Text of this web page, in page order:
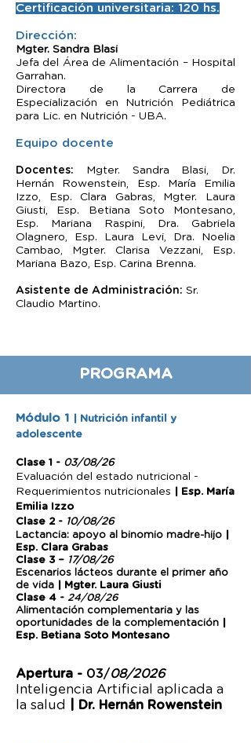
Certificación universitaria: 120 hs.
Dirección:
Mgter. Sandra Blasi
Jefa del Área de Alimentación – Hospital
Garrahan.
Directora de la Carrera de
Especialización en Nutrición Pediátrica
para Lic. en Nutrición - UBA.
Equipo docente
Docentes:
Mgter. Sandra Blasi, Dr.
Hernán Rowenstein, Esp. María Emilia
Izzo, Esp. Clara Gabras, Mgter. Laura
Giusti, Esp. Betiana Soto Montesano,
Esp. Mariana Raspini, Dra. Gabriela
Olagnero, Esp. Laura Levi, Dra. Noelia
Cambao, Mgter. Clarisa Vezzani, Esp.
Mariana Bazo, Esp. Carina Brenna.
Asistente de Administración: Sr.
Claudio Martino.
PROGRAMA
Módulo 1
| Nutrición infantil y
adolescente
Clase 1 - 03/08/26
Evaluación del estado nutricional -
Requerimientos nutricionales
| Esp. María
Emilia Izzo
Clase 2 - 10/08/26
Lactancia: apoyo al binomio madre-hijo
Esp. Clara Grabas
Clase 3 – 17/08/26
Escenarios lácteos durante el primer año
de vida | Mgter. Laura Giusti
Clase 4 - 24/08/26
Alimentación complementaria y las
oportunidades de la complementación
Esp. Betiana Soto Montesano
Apertura - 03/08/2026
Inteligencia Artificial aplicada a
la salud
| Dr. Hernán Rowenstein